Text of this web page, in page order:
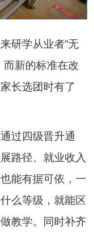
学从业者“无
而新的标准在改
长选团时有了
过四级晋升通
路径、就业收入
能有据可依，一
么等级，就能区
教学。同时补齐